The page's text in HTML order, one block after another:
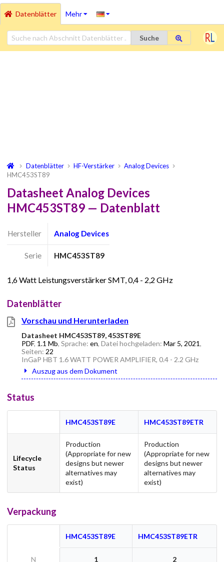
Datenblätter Mehr
Suche
Datenblätter HF-Verstärker
Analog Devices
HMC453ST89
Datasheet Analog Devices
HMC453ST89 — Datenblatt
Hersteller Analog Devices
Serie HMC453ST89
1,6 Watt Leistungsverstärker SMT, 0,4 - 2,2 GHz
Datenblätter
Vorschau und Herunterladen
Datasheet HMC453ST89, 453ST89E
PDF, 1.1 Mb, Sprache: en, Datei hochgeladen: Mar 5, 2021,
Seiten: 22
InGaP HBT 1.6 WATT POWER AMPLIFIER, 0.4 - 2.2 GHz
Auszug aus dem Dokument
Status
HMC453ST89E HMC453ST89ETR
Lifecycle
Status
Production
(Appropriate for new
designs but newer
alternatives may
exist)
Production
(Appropriate for new
designs but newer
alternatives may
exist)
Verpackung
HMC453ST89E HMC453ST89ETR
N 1 2